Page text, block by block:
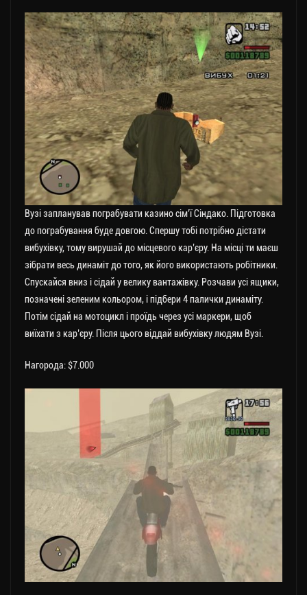
Вузі запланував пограбувати казино сім’ї Сіндако. Підготовка
до пограбування буде довгою. Спершу тобі потрібно дістати
вибухівку, тому вирушай до місцевого кар’єру. На місці ти маєш
зібрати весь динаміт до того, як його використають робітники.
Спускайся вниз і сідай у велику вантажівку. Розчави усі ящики,
позначені зеленим кольором, і підбери 4 палички динаміту.
Потім сідай на мотоцикл і проїдь через усі маркери, щоб
виїхати з кар’єру. Після цього віддай вибухівку людям Вузі.
Нагорода: $7.000